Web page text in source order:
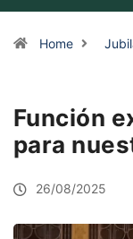
Home
Función
para
26/08/2025